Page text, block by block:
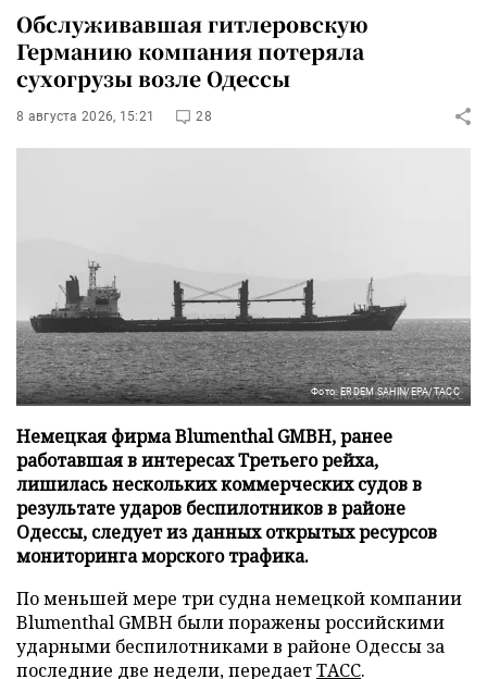
Обслуживавшая гитлеровскую
Германию компания потеряла
сухогрузы возле Одессы
8 августа 2026, 15:21 28
Фото: ERDEM SAHIN/EPA/ТАСС
Немецкая фирма Blumenthal GMBH, ранее
работавшая в интересах Третьего рейха,
лишилась нескольких коммерческих судов в
результате ударов беспилотников в районе
Одессы, следует из данных открытых ресурсов
мониторинга морского трафика.
По меньшей мере три судна немецкой компании
Blumenthal GMBH были поражены российскими
ударными беспилотниками в районе Одессы за
последние две недели, передаетТАСС.